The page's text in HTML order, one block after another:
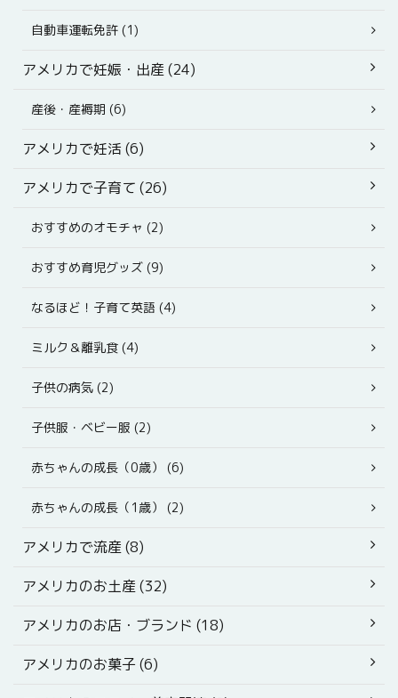
自動車運転免許 (1)
アメリカで妊娠・出産 (24)
産後・産褥期 (6)
アメリカで妊活 (6)
アメリカで子育て (26)
おすすめのオモチャ (2)
おすすめ育児グッズ (9)
なるほど！子育て英語 (4)
ミルク＆離乳食 (4)
子供の病気 (2)
子供服・ベビー服 (2)
赤ちゃんの成長（0歳） (6)
赤ちゃんの成長（1歳） (2)
アメリカで流産 (8)
アメリカのお土産 (32)
アメリカのお店・ブランド (18)
アメリカのお菓子 (6)